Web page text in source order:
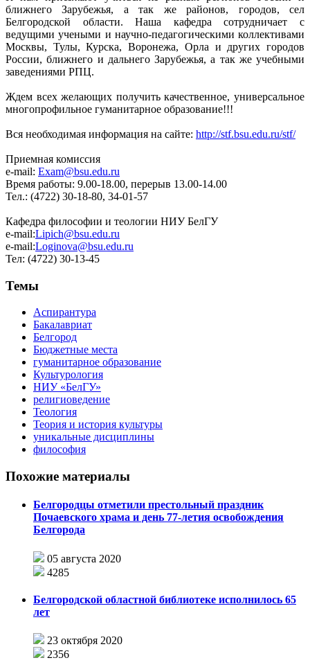
ближнего Зарубежья, а так же районов, городов, сел
Белгородской области. Наша кафедра сотрудничает с
ведущими учеными и научно-педагогическими коллективами
Москвы, Тулы, Курска, Воронежа, Орла и других городов
России, ближнего и дальнего Зарубежья, а так же учебными
заведениями РПЦ.
Ждем всех желающих получить качественное, универсальное
многопрофильное гуманитарное образование!!!
Вся необходимая информация на сайте: http://stf.bsu.edu.ru/stf/
Приемная комиссия
e-mail: Exam@bsu.edu.ru
Время работы: 9.00-18.00, перерыв 13.00-14.00
Тел.: (4722) 30-18-80, 34-01-57
Кафедра философии и теологии НИУ БелГУ
e-mail:Lipich@bsu.edu.ru
e-mail:Loginova@bsu.edu.ru
Тел: (4722) 30-13-45
Темы
Аспирантура
Бакалавриат
Белгород
Бюджетные места
гуманитарное образование
Культурология
НИУ «БелГУ»
религиоведение
Теология
Теория и история культуры
уникальные дисциплины
философия
Похожие материалы
Белгородцы отметили престольный праздник
Почаевского храма и день 77-летия освобождения
Белгорода
05 августа 2020
4285
Белгородской областной библиотеке исполнилось 65
лет
23 октября 2020
2356